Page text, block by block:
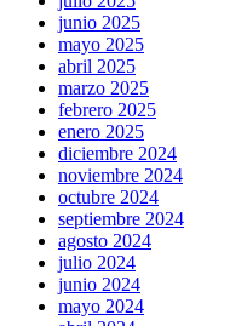
junio 2025
mayo 2025
abril 2025
marzo 2025
febrero 2025
enero 2025
diciembre 2024
noviembre 2024
octubre 2024
septiembre 2024
agosto 2024
julio 2024
junio 2024
mayo 2024